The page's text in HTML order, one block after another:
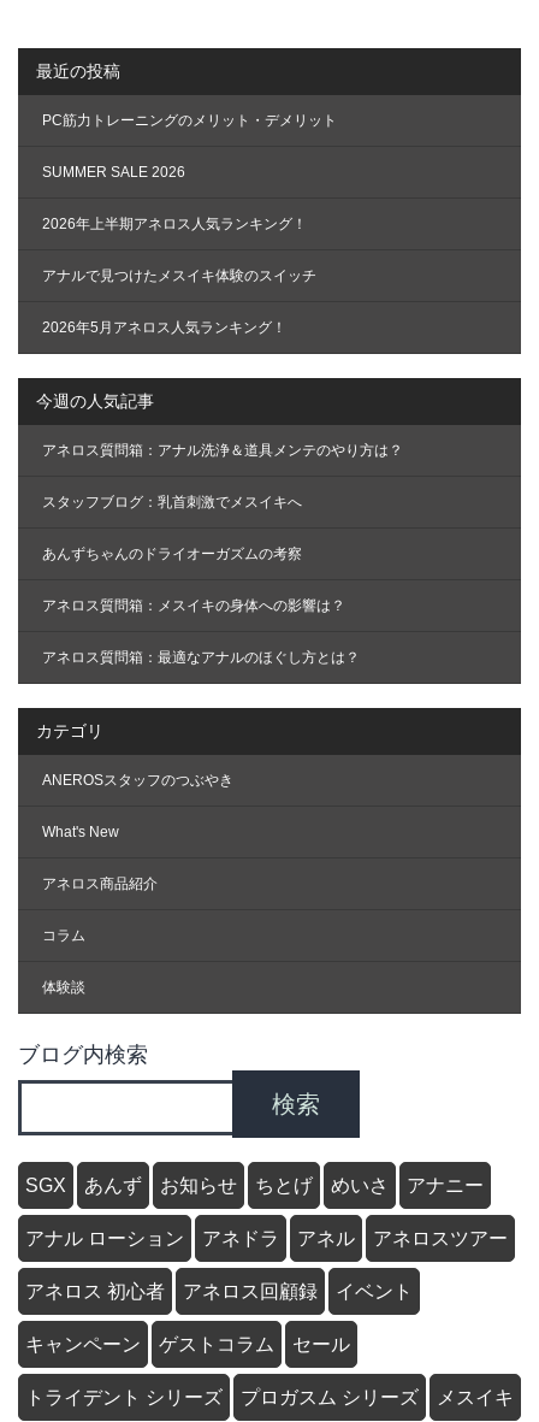
ョ
ン
最近の投稿
PC筋力トレーニングのメリット・デメリット
SUMMER SALE 2026
2026年上半期アネロス人気ランキング！
アナルで見つけたメスイキ体験のスイッチ
2026年5月アネロス人気ランキング！
今週の人気記事
アネロス質問箱：アナル洗浄＆道具メンテのやり方は？
スタッフブログ：乳首刺激でメスイキへ
あんずちゃんのドライオーガズムの考察
アネロス質問箱：メスイキの身体への影響は？
アネロス質問箱：最適なアナルのほぐし方とは？
カテゴリ
ANEROSスタッフのつぶやき
What's New
アネロス商品紹介
コラム
体験談
ブログ内検索
検索
SGX あんず お知らせ ちとげ めいさ アナニー
アナル ローション アネドラ アネル アネロスツアー
アネロス 初心者 アネロス回顧録 イベント
キャンペーン ゲストコラム セール
トライデント シリーズ プロガスム シリーズ メスイキ